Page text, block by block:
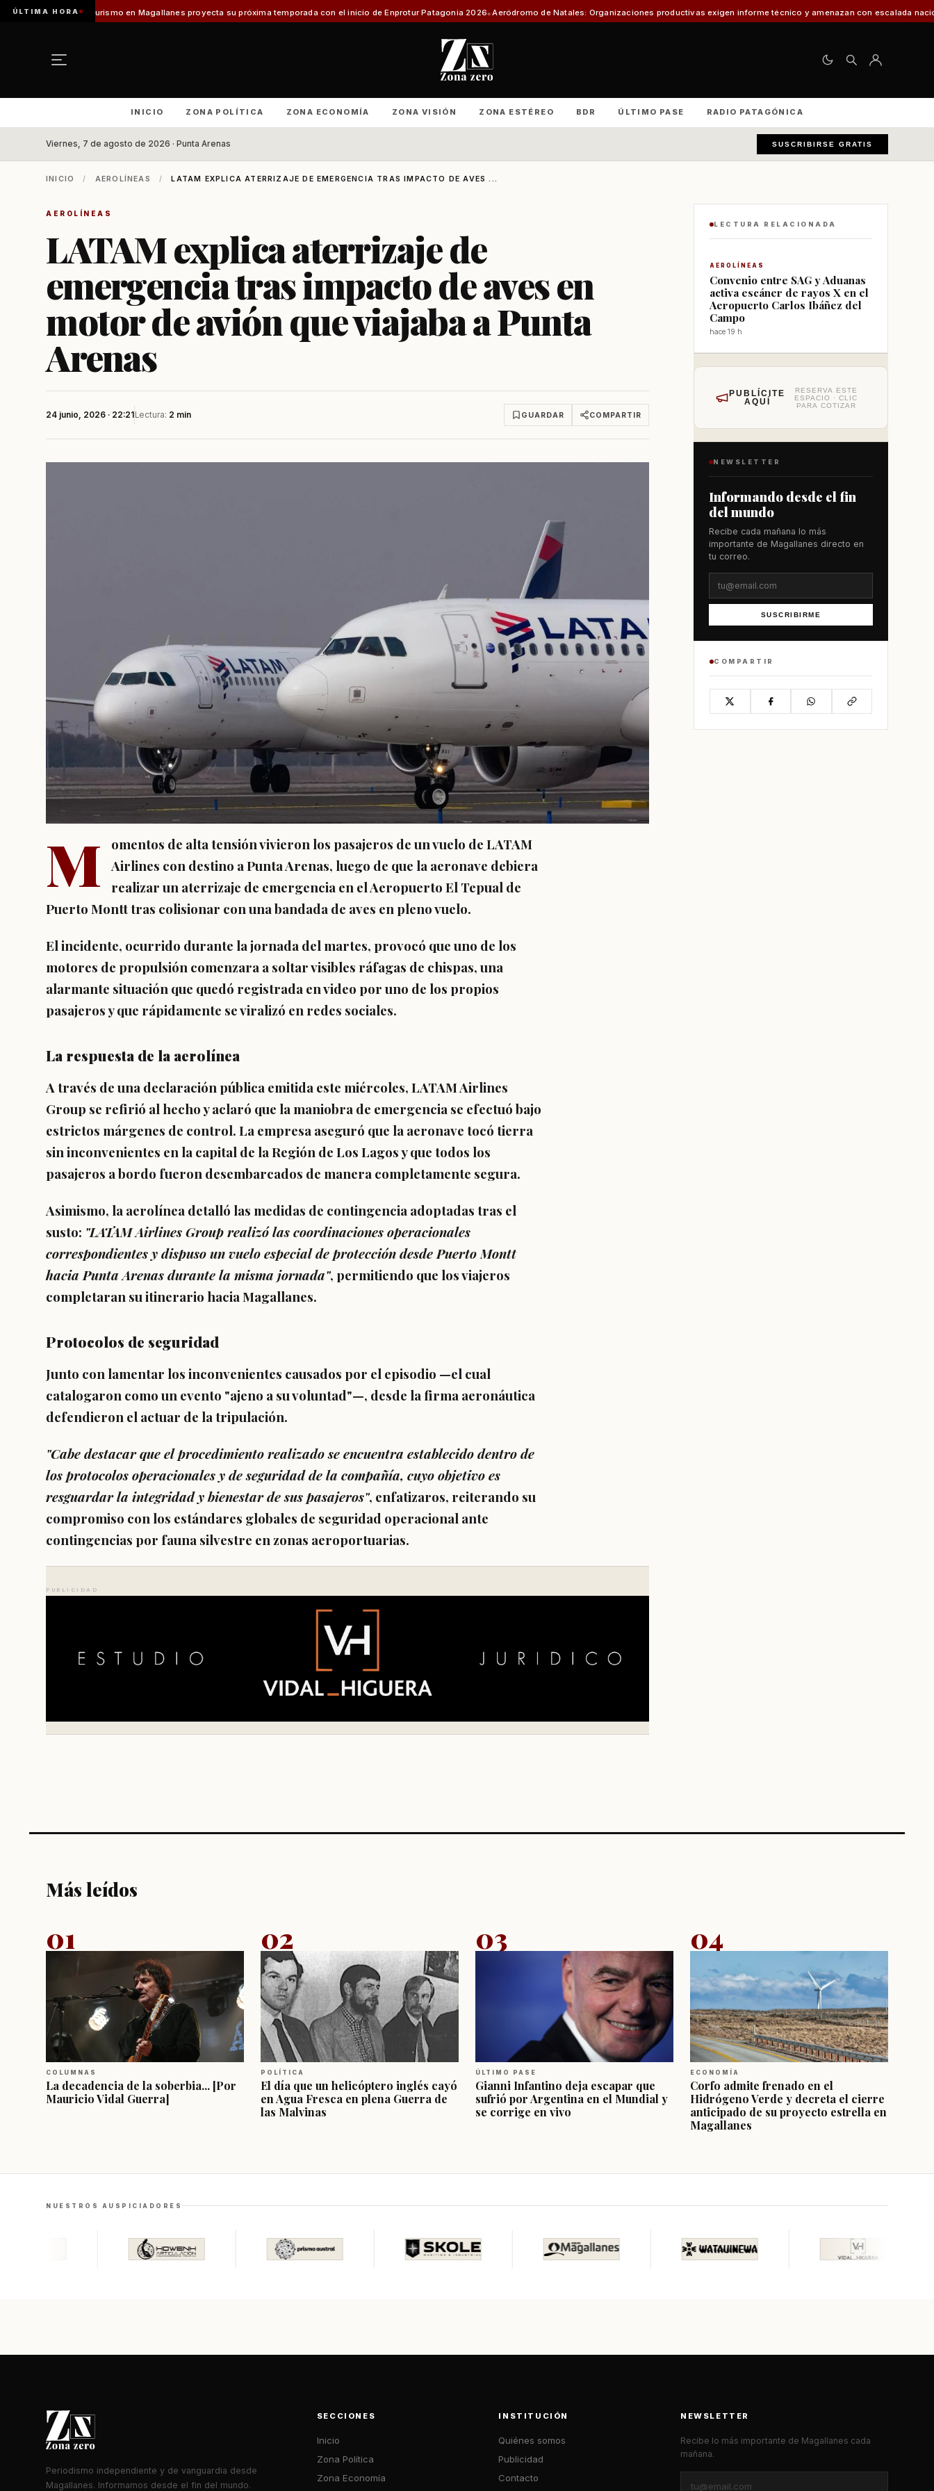
ÚLTIMA HORA
Turismo en Magallanes proyecta su próxima temporada con el inicio de Enprotur Patagonia 2026 Aeródromo de Natales: Organizaciones productivas exigen informe técnico y amenazan con escalada nacional El 30% de
INICIO ZONA POLÍTICA ZONA ECONOMÍA ZONA VISIÓN ZONA ESTÉREO BDR ÚLTIMO PASE RADIO PATAGÓNICA
Viernes, 7 de agosto de 2026 · Punta Arenas SUSCRIBIRSE GRATIS
INICIO / AEROLÍNEAS / LATAM EXPLICA ATERRIZAJE DE EMERGENCIA TRAS IMPACTO DE AVES ...
AEROLÍNEAS
LATAM explica aterrizaje de
emergencia tras impacto de aves en
motor de avión que viajaba a Punta
Arenas
24 junio, 2026 · 22:21Lectura: 2 min GUARDAR COMPARTIR
M
omentos de alta tensión vivieron los pasajeros de un vuelo de LATAM
Airlines con destino a Punta Arenas, luego de que la aeronave debiera
realizar un aterrizaje de emergencia en el Aeropuerto El Tepual de
Puerto Montt tras colisionar con una bandada de aves en pleno vuelo.
El incidente, ocurrido durante la jornada del martes, provocó que uno de los
motores de propulsión comenzara a soltar visibles ráfagas de chispas, una
alarmante situación que quedó registrada en video por uno de los propios
pasajeros y que rápidamente se viralizó en redes sociales.
La respuesta de la aerolínea
A través de una declaración pública emitida este miércoles, LATAM Airlines
Group se refirió al hecho y aclaró que la maniobra de emergencia se efectuó bajo
estrictos márgenes de control. La empresa aseguró que la aeronave tocó tierra
sin inconvenientes en la capital de la Región de Los Lagos y que todos los
pasajeros a bordo fueron desembarcados de manera completamente segura.
Asimismo, la aerolínea detalló las medidas de contingencia adoptadas tras el
susto: "LATAM Airlines Group realizó las coordinaciones operacionales
correspondientes y dispuso un vuelo especial de protección desde Puerto Montt
hacia Punta Arenas durante la misma jornada", permitiendo que los viajeros
completaran su itinerario hacia Magallanes.
Protocolos de seguridad
Junto con lamentar los inconvenientes causados por el episodio —el cual
catalogaron como un evento "ajeno a su voluntad"—, desde la firma aeronáutica
defendieron el actuar de la tripulación.
"Cabe destacar que el procedimiento realizado se encuentra establecido dentro de
los protocolos operacionales y de seguridad de la compañía, cuyo objetivo es
resguardar la integridad y bienestar de sus pasajeros", enfatizaros, reiterando su
compromiso con los estándares globales de seguridad operacional ante
contingencias por fauna silvestre en zonas aeroportuarias.
PUBLICIDAD
LECTURA RELACIONADA
AEROLÍNEAS
Convenio entre SAG y Aduanas
activa escáner de rayos X en el
Aeropuerto Carlos Ibáñez del
Campo
hace 19 h
PUBLÍCITE
AQUÍ
RESERVA ESTE
ESPACIO · CLIC
PARA COTIZAR
NEWSLETTER
Informando desde el fin
del mundo
Recibe cada mañana lo más
importante de Magallanes directo en
tu correo.
SUSCRIBIRME
COMPARTIR
Más leídos
01
COLUMNAS
La decadencia de la soberbia... [Por
Mauricio Vidal Guerra]
02
POLÍTICA
El día que un helicóptero inglés cayó
en Agua Fresca en plena Guerra de
las Malvinas
03
ÚLTIMO PASE
Gianni Infantino deja escapar que
sufrió por Argentina en el Mundial y
se corrige en vivo
04
ECONOMÍA
Corfo admite frenado en el
Hidrógeno Verde y decreta el cierre
anticipado de su proyecto estrella en
Magallanes
NUESTROS AUSPICIADORES
Periodismo independiente y de vanguardia desde
Magallanes. Informamos desde el fin del mundo.
SECCIONES
Inicio
Zona Política
Zona Economía
INSTITUCIÓN
Quiénes somos
Publicidad
Contacto
NEWSLETTER
Recibe lo más importante de Magallanes cada
mañana.